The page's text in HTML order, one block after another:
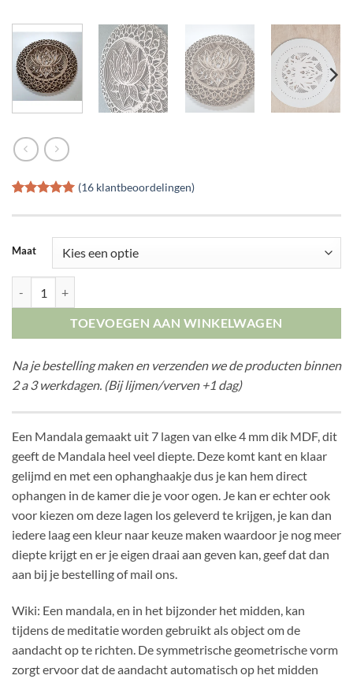
4.94op 5
op
waarderingen
(16klantbeoordelingen)
Maat
TOEVOEGEN AAN WINKELWAGEN
Na je bestelling maken en verzenden we de producten binnen
2 a 3 werkdagen. (Bij lijmen/verven +1 dag)
Een Mandala gemaakt uit 7 lagen van elke 4 mm dik MDF, dit
geeft de Mandala heel veel diepte. Deze komt kant en klaar
gelijmd en met een ophanghaakje dus je kan hem direct
ophangen in de kamer die je voor ogen. Je kan er echter ook
voor kiezen om deze lagen los geleverd te krijgen, je kan dan
iedere laag een kleur naar keuze maken waardoor je nog meer
diepte krijgt en er je eigen draai aan geven kan, geef dat dan
aan bij je bestelling of mail ons.
Wiki: Een mandala, en in het bijzonder het midden, kan
tijdens de meditatie worden gebruikt als object om de
aandacht op te richten. De symmetrische geometrische vorm
zorgt ervoor dat de aandacht automatisch op het midden